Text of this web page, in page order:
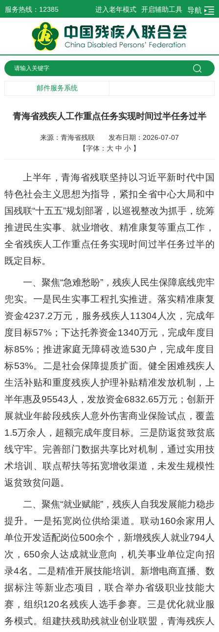
服务热线：12385 导航
开启辅助工具
进入老年模式
邮件服务系统
青海省残疾人工作重点任务实现时间过半任务过半
来源：青海省残联
发布日期：2026-07-07
【字体： 大 中 小 】
上半年，青海省残联坚持以习近平新时代中国
特色社会主义思想为指导，紧扣全省中心大局和中
国残联“十五五”规划部署，以巡视整改为抓手，统筹
推进民生实事、就业增收、精准康复等重点工作，
全省残疾人工作重点任务实现时间过半任务过半的
既定目标。
一、聚焦“急难愁盼”，残疾人民生保障底线兜牢
兜实。一是民生实事工程扎实推进。落实精准康复
资金4237.2万元，服务残疾人11304人次，完成年
度目标57%；下达托养资金1340万元，完成年度目
标85%；推进家庭无障碍改造530户，完成年度目
标53%。二是社会保障提质扩面。健全困难残疾人
生活补贴和重度残疾人护理补贴精准发放机制，上
半年惠及95543人，发放资金6832.65万元；创新开
展就业年龄段残疾人意外伤害商业保险试点，覆盖
1.5万余人，超额完成年度目标。三是防返贫致贫底
线守牢。完善部门数据共享比对机制，通过实用技
术培训、联点帮扶等拓宽增收渠道，未发生规模性
返贫致贫问题。
二、聚焦“就业赋能”，残疾人自我发展能力稳步
提升。一是拓宽岗位供给渠道。联动160余家用人
单位开发适配岗位500余个，新增残疾人就业794人
次，650余人达成就业意向，机关事业单位定向招
录4名。二是精准开展技能培训。新增电商直播、数
据标注等新业态项目，联合举办省级职业技能大
赛，组织120名残疾人选手参赛。三是优化就业服
务模式。组建扶残助残就业创业联盟，青海残疾人